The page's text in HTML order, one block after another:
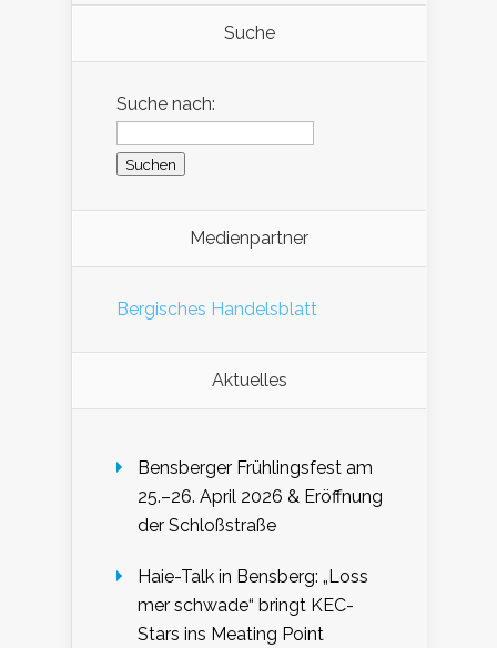
Suche
Suche nach:
Medienpartner
Bergisches Handelsblatt
Aktuelles
Bensberger Frühlingsfest am
25.–26. April 2026 & Eröffnung
der Schloßstraße
Haie-Talk in Bensberg: „Loss
mer schwade“ bringt KEC-
Stars ins Meating Point